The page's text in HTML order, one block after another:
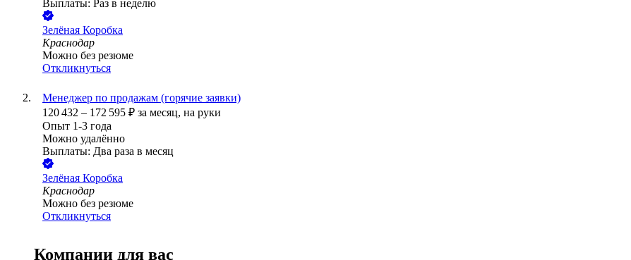
Выплаты: Раз в неделю
Зелёная Коробка
Краснодар
Можно без резюме
Откликнуться
Менеджер по продажам (горячие заявки)
120 432 – 172 595 ₽ за месяц, на руки
Опыт 1-3 года
Можно удалённо
Выплаты: Два раза в месяц
Зелёная Коробка
Краснодар
Можно без резюме
Откликнуться
Компании для вас